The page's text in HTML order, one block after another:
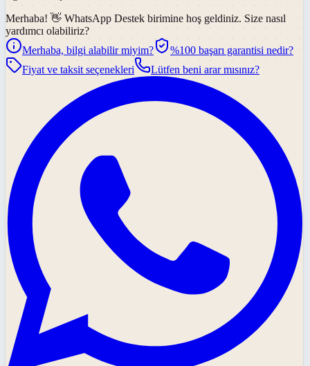
Merhaba! 👋 WhatsApp Destek birimine hoş geldiniz. Size nasıl
yardımcı olabiliriz?
Merhaba, bilgi alabilir miyim?
%100 başarı garantisi nedir?
Fiyat ve taksit seçenekleri
Lütfen beni arar mısınız?